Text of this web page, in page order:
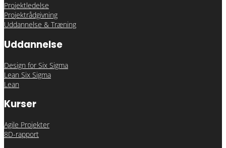
Projektledelse
Projektrådgivning
Uddannelse & Træning
Uddannelse
Design for Six Sigma
Lean Six Sigma
Lean
Kurser
Agile Projekter
8D-rapport